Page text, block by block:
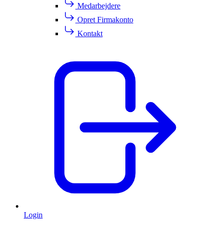
Medarbejdere
Opret Firmakonto
Kontakt
Login